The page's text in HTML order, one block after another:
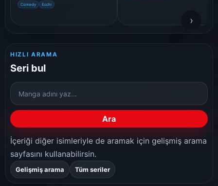
Comedy Ecchi
›
HIZLI ARAMA
Seri bul
Manga
ara
Ara
İçeriği diğer isimleriyle de aramak için gelişmiş arama
sayfasını kullanabilirsin.
Gelişmiş arama Tüm seriler